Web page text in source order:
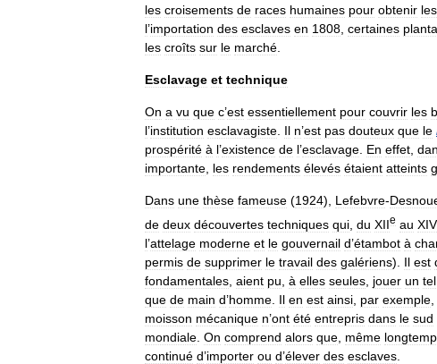
les croisements de races humaines pour obtenir les
l’importation des esclaves en 1808, certaines
les croîts sur le marché.
Esclavage et technique
On a vu que c’est essentiellement pour couvrir les
l’institution esclavagiste. Il n’est pas douteux que le
prospérité à l’existence de l’esclavage. En effet,
importante, les rendements élevés étaient atteints
Dans une thèse fameuse (1924), Lefebvre-
de deux découvertes techniques qui du XIIe au XIV
l’attelage moderne et le gouvernail d’étambot à
permis de supprimer le travail des galériens). Il est
fondamentales aient pu à elles seules jouer un tel
que de main d’homme Il en est ainsi par exemple
moisson mécanique n’ont été entrepris dans le sud
mondiale On comprend alors que même
continué d’importer ou d’élever des esclaves